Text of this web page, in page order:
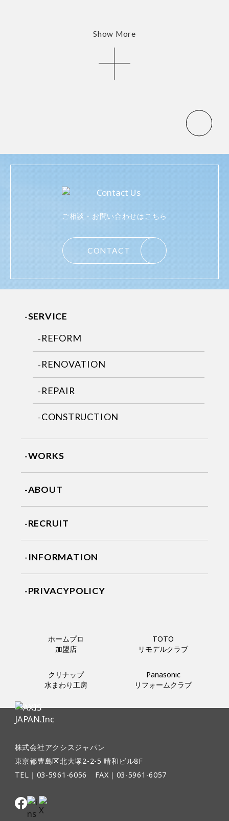
Show More
ご相談・お問い合わせはこちら
CONTACT
株式会社アクシスジャパン
東京都豊島区北大塚2-2-5 晴和ビル8F
TEL｜03-5961-6056
FAX｜03-5961-6057
ホームプロ
加盟店
TOTO
リモデルクラブ
クリナップ
水まわり工房
Panasonic
リフォームクラブ
SERVICE
REFORM
RENOVATION
REPAIR
CONSTRUCTION
WORKS
ABOUT
RECRUIT
INFORMATION
PRIVACYPOLICY